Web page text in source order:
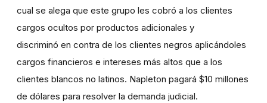
cual se alega que este grupo les cobró a los clientes
cargos ocultos por productos adicionales y
discriminó en contra de los clientes negros aplicándoles
cargos financieros e intereses más altos que a los
clientes blancos no latinos. Napleton pagará $10 millones
de dólares para resolver la demanda judicial.